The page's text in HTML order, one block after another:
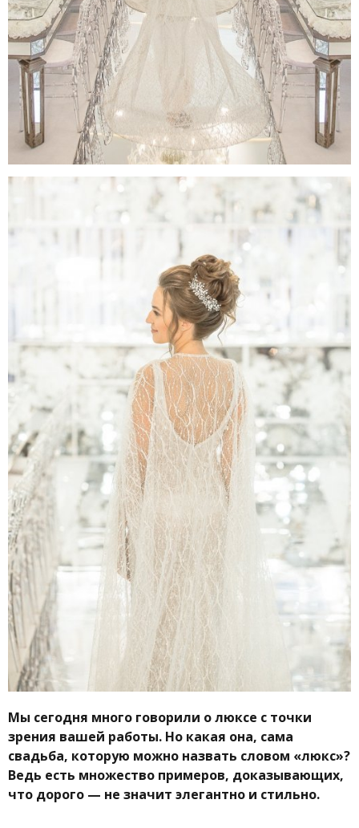
Мы сегодня много говорили о люксе с точки
зрения вашей работы. Но какая она, сама
свадьба, которую можно назвать словом «люкс»?
Ведь есть множество примеров, доказывающих,
что дорого — не значит элегантно и стильно.